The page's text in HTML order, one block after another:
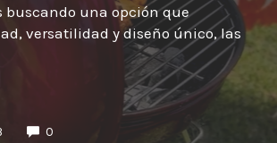
buscando una opción que
versatilidad y diseño único, las
0